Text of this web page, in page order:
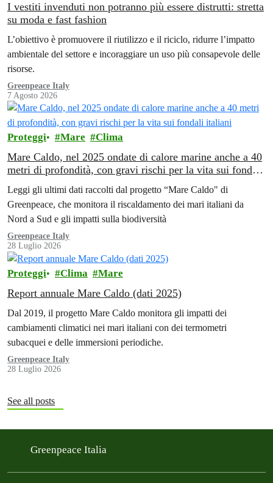
I vestiti invenduti non potranno più essere distrutti: stretta
su moda e fast fashion
L’obiettivo è promuovere il riutilizzo e il riciclo, ridurre l’impatto
ambientale del settore e incoraggiare un uso più consapevole delle
risorse.
Greenpeace Italy
7 Agosto 2026
Proteggi Mare Clima
Mare Caldo, nel 2025 ondate di calore marine anche a 40
metri di profondità, con gravi rischi per la vita sui fondali
Leggi gli ultimi dati raccolti dal progetto “Mare Caldo" di
Greenpeace, che monitora il riscaldamento dei mari italiani da
Nord a Sud e gli impatti sulla biodiversità
Greenpeace Italy
28 Luglio 2026
Proteggi Clima Mare
Report annuale Mare Caldo (dati 2025)
Dal 2019, il progetto Mare Caldo monitora gli impatti dei
cambiamenti climatici nei mari italiani con dei termometri
subacquei e delle immersioni periodiche.
Greenpeace Italy
28 Luglio 2026
See all posts
Greenpeace Italia